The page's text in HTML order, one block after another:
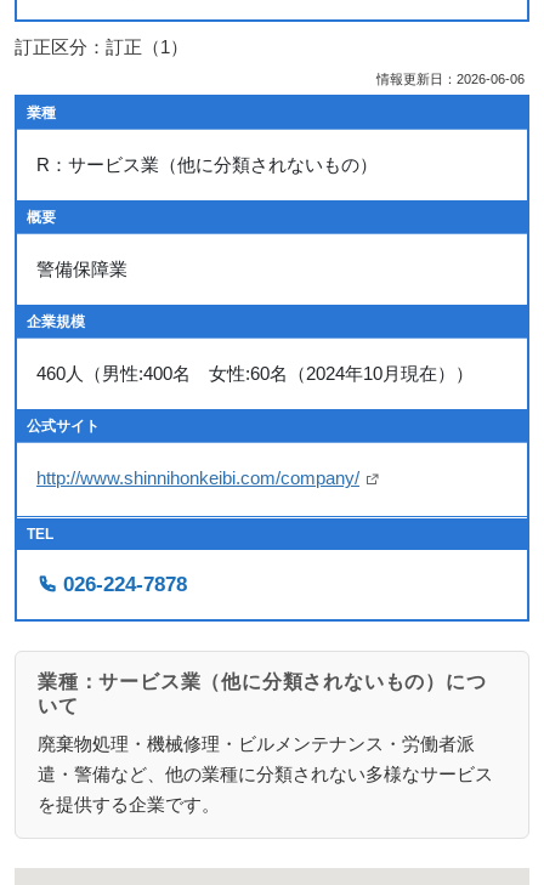
訂正区分：訂正（1）
情報更新日：2026-06-06
業種
R：サービス業（他に分類されないもの）
概要
警備保障業
企業規模
460人（男性:400名 女性:60名（2024年10月現在））
公式サイト
http://www.shinnihonkeibi.com/company/
TEL
026-224-7878
業種：サービス業（他に分類されないもの）につ
いて
廃棄物処理・機械修理・ビルメンテナンス・労働者派
遣・警備など、他の業種に分類されない多様なサービス
を提供する企業です。